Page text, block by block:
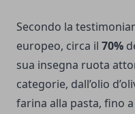
Secondo la
europeo, circa il 70%
sua insegna ruota
categorie, dall’olio
farina alla pasta, fino